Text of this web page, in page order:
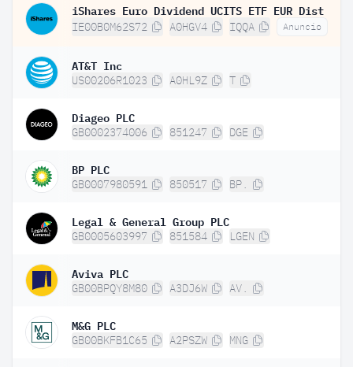
iShares Euro Dividend UCITS ETF EUR Dist
IE00B0M62S72 A0HGV4 IQQA Anuncio
AT&T Inc
US00206R1023 A0HL9Z T
Diageo PLC
GB0002374006 851247 DGE
BP PLC
GB0007980591 850517 BP.
Legal & General Group PLC
GB0005603997 851584 LGEN
Aviva PLC
GB00BPQY8M80 A3DJ6W AV.
M&G PLC
GB00BKFB1C65 A2PSZW MNG